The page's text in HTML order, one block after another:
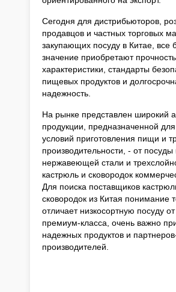
Сегодня для дистрибьюторов,
продавцов и частных торговых
закупающих посуду в Китае, все
значение приобретают
характеристики, стандарты
пищевых продуктов и
надежность.
На рынке представлен широкий
продукции, предназначенной
условий приготовления пищи и
производительности, - от посуды
нержавеющей стали и
кастрюль и сковородок
Для поиска поставщиков
сковородок из Китая понимание
отличает низкосортную посуду
премиум-класса, очень важно
надежных продуктов и
производителей.